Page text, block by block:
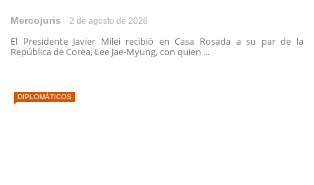
Mercojuris 2 de agosto de 2026
El Presidente Javier Milei recibió en Casa Rosada a su par de la
República de Corea, Lee Jae-Myung, con quien ...
DIPLOMÁTICOS